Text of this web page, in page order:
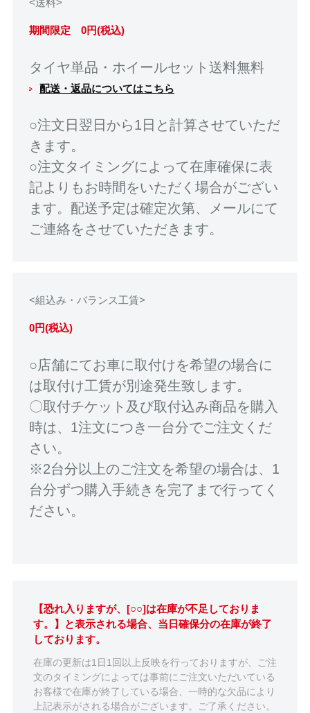
<送料>
期間限定 0円(税込)
タイヤ単品・ホイールセット送料無料
配送・返品についてはこちら
○注文日翌日から1日と計算させていただ
きます。
○注文タイミングによって在庫確保に表
記よりもお時間をいただく場合がござい
ます。配送予定は確定次第、メールにて
ご連絡をさせていただきます。
<組込み・バランス工賃>
0円(税込)
○店舗にてお車に取付けを希望の場合に
は取付け工賃が別途発生致します。
〇取付チケット及び取付込み商品を購入
時は、1注文につき一台分でご注文くだ
さい。
※2台分以上のご注文を希望の場合は、1
台分ずつ購入手続きを完了まで行ってく
ださい。
【恐れ入りますが、[○○]は在庫が不足しておりま
す。】と表示される場合、当日確保分の在庫が終了
しております。
在庫の更新は1日1回以上反映を行っておりますが、ご注
文のタイミングによっては事前にご注文いただいている
お客様で在庫が終了している場合、一時的な欠品により
上記表示がされる場合がございます。ご了承ください。